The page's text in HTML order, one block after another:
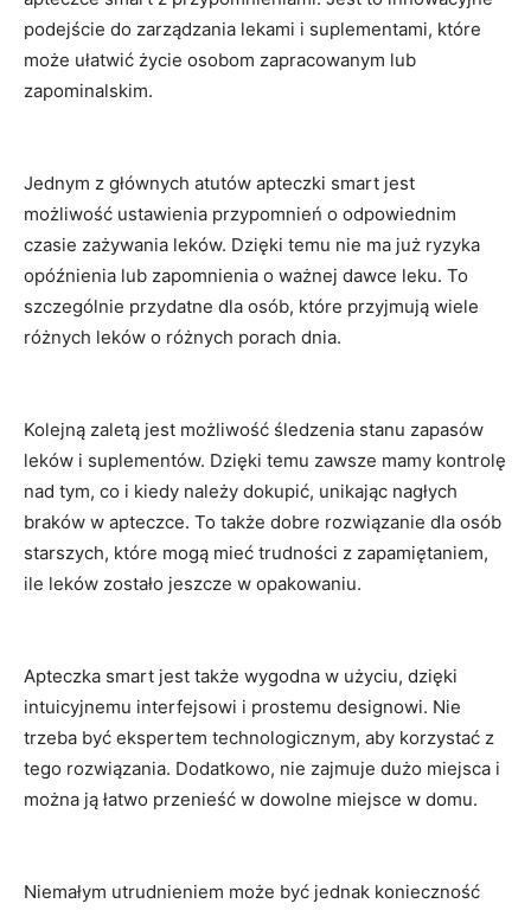
podejście do zarządzania lekami ⁤i suplementami, które
może ułatwić życie ​osobom zapracowanym⁤ lub
zapominalskim.
Jednym z ‍głównych‍ atutów apteczki smart jest
możliwość⁢ ustawienia przypomnień⁤ o odpowiednim
czasie ⁢zażywania leków.⁤ Dzięki temu nie ma ‌już ryzyka‌
opóźnienia lub zapomnienia o ważnej⁣ dawce leku. To
szczególnie ⁢przydatne dla osób, które przyjmują​ wiele
różnych leków o różnych porach dnia.
Kolejną zaletą jest możliwość śledzenia stanu zapasów
leków i suplementów. Dzięki​ temu zawsze mamy kontrolę
nad ⁣tym, co i kiedy należy dokupić, unikając nagłych
braków w apteczce. To ⁣także dobre rozwiązanie⁢ dla ‍osób
starszych, które mogą ⁣mieć​ trudności z‍ zapamiętaniem,
ile leków zostało jeszcze w opakowaniu.
Apteczka smart jest także ⁤wygodna w ⁢użyciu, dzięki
intuicyjnemu interfejsowi i prostemu designowi. ‌Nie
trzeba być ⁢ekspertem technologicznym,⁢ aby korzystać z
tego rozwiązania.‍ Dodatkowo, nie zajmuje⁣ dużo miejsca ‍i
można ‌ją łatwo przenieść w dowolne miejsce w⁢ domu.
Niemałym ⁣utrudnieniem może być jednak⁣ konieczność